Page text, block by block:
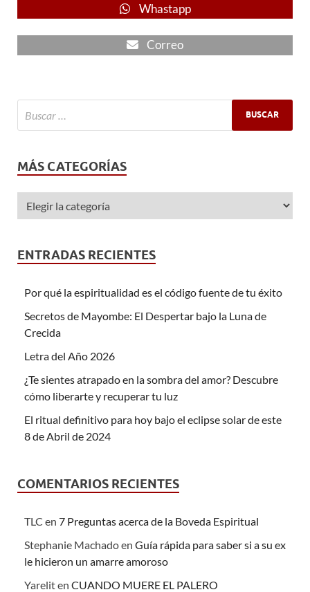
Whastapp
Correo
MÁS CATEGORÍAS
ENTRADAS RECIENTES
Por qué la espiritualidad es el código fuente de tu éxito
Secretos de Mayombe: El Despertar bajo la Luna de
Crecida
Letra del Año 2026
¿Te sientes atrapado en la sombra del amor? Descubre
cómo liberarte y recuperar tu luz
El ritual definitivo para hoy bajo el eclipse solar de este
8 de Abril de 2024
COMENTARIOS RECIENTES
TLC en 7 Preguntas acerca de la Boveda Espiritual
Stephanie Machadoen Guía rápida para saber si a su ex
le hicieron un amarre amoroso
Yareliten CUANDO MUERE EL PALERO